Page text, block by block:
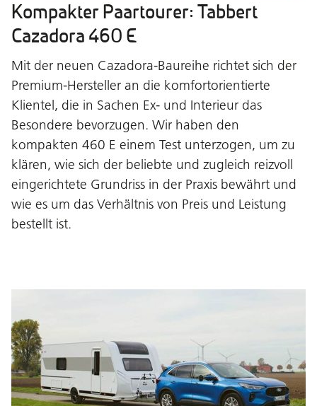
Kompakter Paartourer: Tabbert
Cazadora 460 E
Mit der neuen Cazadora-Baureihe richtet sich der
Premium-Hersteller an die komfortorientierte
Klientel, die in Sachen Ex- und Interieur das
Besondere bevorzugen. Wir haben den
kompakten 460 E einem Test unterzogen, um zu
klären, wie sich der beliebte und zugleich reizvoll
eingerichtete Grundriss in der Praxis bewährt und
wie es um das Verhältnis von Preis und Leistung
bestellt ist.